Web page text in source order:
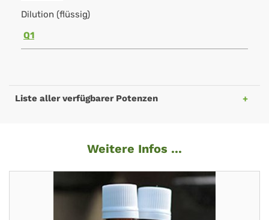
Dilution (flüssig)
Q1
Liste aller verfügbarer Potenzen
Weitere Infos ...